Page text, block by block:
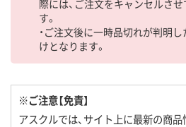
際には、ご注文をキャンセルさ
す。
・ご注文後に一時品切れが判明
けとなります。
※ご注意【免責】
アスクルでは、サイト上に最新の商